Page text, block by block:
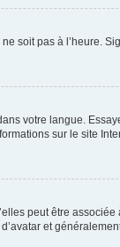
soit pas à l’heure.
votre langue.
sur le site
peut être
et